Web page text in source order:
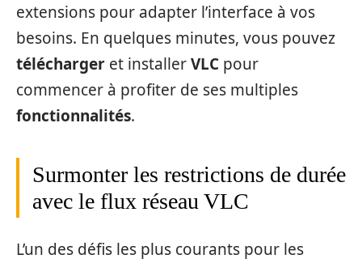
extensions pour adapter l’interface à vos
besoins. En quelques minutes, vous pouvez
télécharger et installerVLC pour
commencer à profiter de ses multiples
fonctionnalités.
Surmonter les restrictions de durée
avec le flux réseau VLC
L’un des défis les plus courants pour les